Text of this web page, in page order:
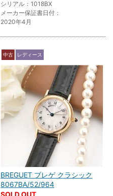
シリアル：1018BX
メーカー保証書日付：
2020年4月
中古 レディース
BREGUET ブレゲ クラシック
8067BA/52/964
SOLD OUT